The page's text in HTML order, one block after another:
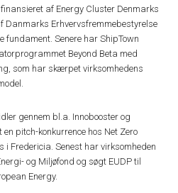
af Energy Cluster Denmarks
Danmarks Erhvervsfremmebestyrelse
Senere har ShipTown
Beyond Beta med
som har skærpet virksomhedens
gennem bl.a. Innobooster og
pitch-konkurrence hos Net Zero
i Fredericia. Senest har virksomheden
og Miljøfond og søgt EUDP til
Energy.